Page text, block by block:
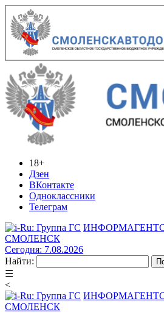
18+
Дзен
ВКонтакте
Одноклассники
Телеграм
СМОЛЕНСК
Сегодня: 7.08.2026
Найти:
☰
<
СМОЛЕНСК